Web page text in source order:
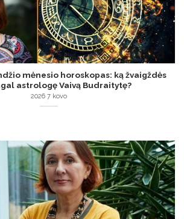
mėnesio horoskopas: ką žvaigždės
astrologę Vaivą Budraitytę?
2026 7 kovo